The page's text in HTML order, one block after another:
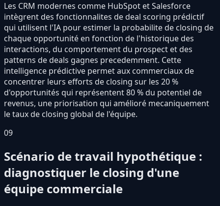
Les CRM modernes comme HubSpot et Salesforce
intègrent des fonctionnalites de deal scoring prédictif
qui utilisent l'IA pour estimer la probabilite de closing de
chaque opportunité en fonction de l'historique des
interactions, du comportement du prospect et des
patterns de deals gagnes precedemment. Cette
intelligence prédictive permet aux commerciaux de
concentrer leurs efforts de closing sur les 20 %
d'opportunités qui représentent 80 % du potentiel de
revenus, une priorisation qui amélioré mecaniquement
le taux de closing global de l'équipe.
09
Scénario de travail hypothétique :
diagnostiquer le closing d'une
équipe commerciale